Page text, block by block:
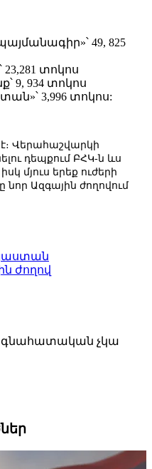
49, 825
տոկոս
9, 934 տոկոս
3,996 տոկոս:
է։ Վերահաշվարկի
դեպքում ԲՀԿ-ն ևս
մյուս երեք ուժերի
նոր Ազգային ժողովում
ժողով
գնահատական չկա